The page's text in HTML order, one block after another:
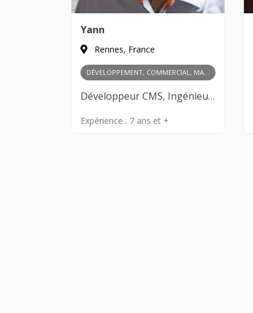
Yann
Rennes, France
DÉVELOPPEMENT, COMMERCIAL, MARKETING, FINANCES, PRODUIT, RH ET MANAGEMENT
Développeur CMS, Ingénieur logiciel, Développeur fullstack, SEO/SEA, Growth Hacking, Content Marketing, Publicité en ligne, Relations publiques, Prospection clients, Gestion des partenariats, Négociation commerciale, Développement de réseau, Analyse des marchés, Recherche de financement, Gestion budgétaire, Comptabilité et fiscalité, Levée de fonds, Gestion de trésorerie, Product Management, Design Thinking, Innovation et R&D, Prototypage, Validation de marché, Recrutement, Gestion d’équipe
Expérience : 7 ans et +